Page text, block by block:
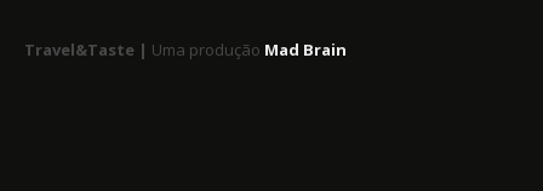
Travel&Taste | Uma produção Mad Brain